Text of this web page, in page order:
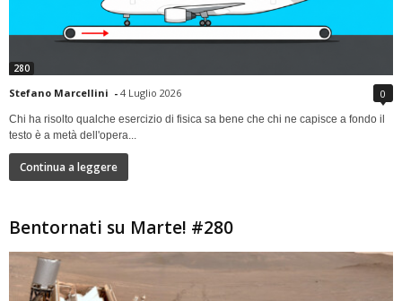
280
Stefano Marcellini - 4 Luglio 2026 0
Chi ha risolto qualche esercizio di fisica sa bene che chi ne capisce a fondo il
testo è a metà dell'opera...
Continua a leggere
Bentornati su Marte! #280